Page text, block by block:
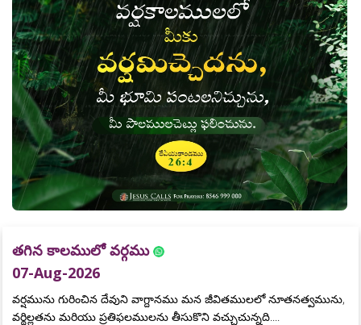
తగిన కాలములో వర్గము
07-Aug-2026
వర్షమును గురించిన దేవుని వాగ్దానము మన జీవితములలో నూతనత్వమును,
వర్థిల్లతను మరియు ప్రతిఫలములను తీసుకొని వచ్చుచున్నది....